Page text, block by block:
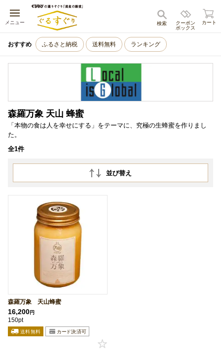
メニュー
キャンセル
クーポン
ボックス
検索 カート
おすすめ ふるさと納税 送料無料 ランキング
森羅万象 天山 蜂蜜
「本物の食は人を幸せにする」をテーマに、究極の生蜂蜜を作りまし
た。
全1件
並び替え
森羅万象 天山蜂蜜
16,200円
150pt